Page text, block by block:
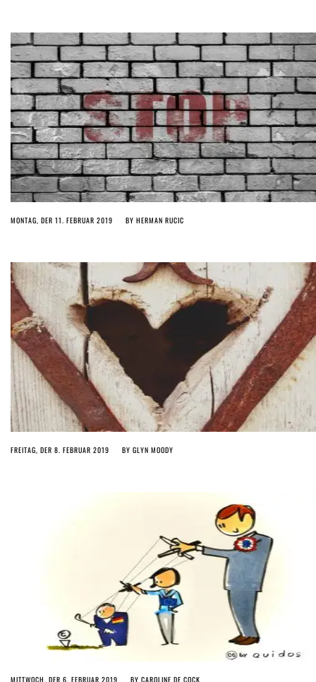
MONTAG, DER 11. FEBRUAR 2019 BY HERMAN RUCIC
FREITAG, DER 8. FEBRUAR 2019 BY GLYN MOODY
MITTWOCH, DER 6. FEBRUAR 2019 BY CAROLINE DE COCK